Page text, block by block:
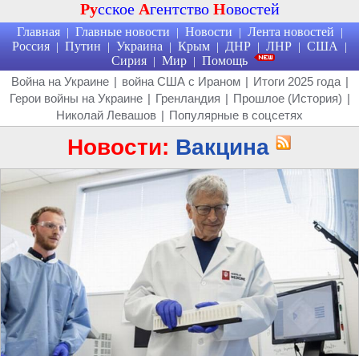
Русское Агентство Новостей
Главная | Главные новости | Новости | Лента новостей |
Россия | Путин | Украина | Крым | ДНР | ЛНР | США |
Сирия | Мир | Помощь
Война на Украине | война США с Ираном | Итоги 2025 года |
Герои войны на Украине | Гренландия | Прошлое (История) |
Николай Левашов | Популярные в соцсетях
Новости: Вакцина